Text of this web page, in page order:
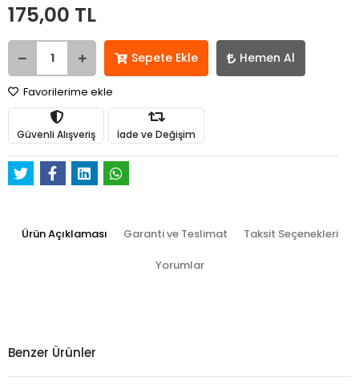
175,00 TL
Sepete Ekle Hemen Al
Favorilerime ekle
Güvenli Alışveriş İade ve Değişim
Ürün Açıklaması Garanti ve Teslimat Taksit Seçenekleri
Yorumlar
Benzer Ürünler